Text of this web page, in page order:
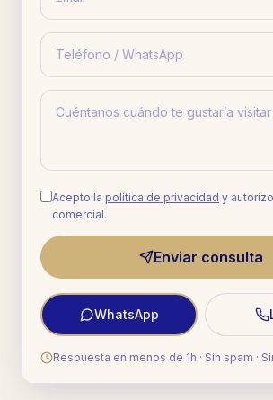
Acepto la política de privacidad y
comercial.
Enviar consulta
WhatsApp
Respuesta en menos de 1h · Sin spam ·